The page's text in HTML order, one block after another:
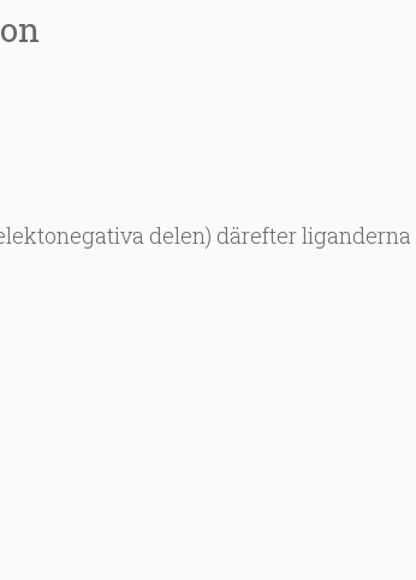
delen) därefter liganderna